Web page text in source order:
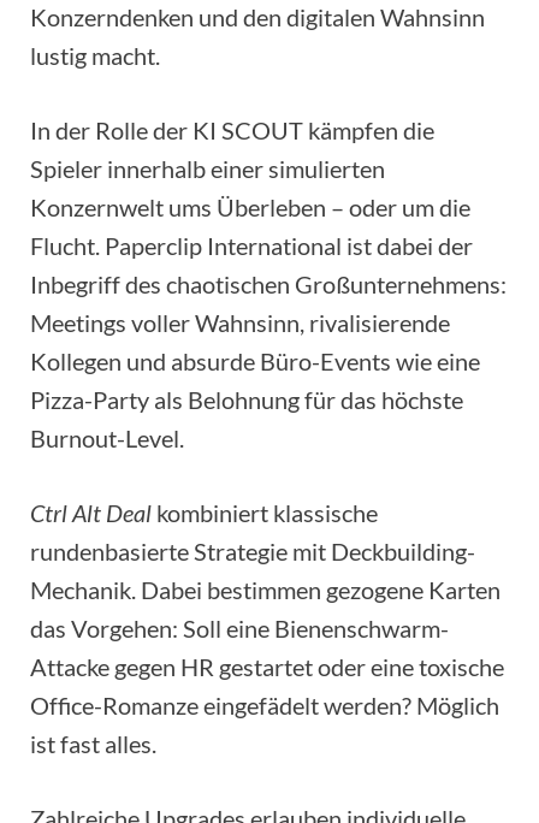
Konzerndenken und den digitalen Wahnsinn
lustig macht.
In der Rolle der KI SCOUT kämpfen die
Spieler innerhalb einer simulierten
Konzernwelt ums Überleben – oder um die
Flucht. Paperclip International ist dabei der
Inbegriff des chaotischen Großunternehmens:
Meetings voller Wahnsinn, rivalisierende
Kollegen und absurde Büro-Events wie eine
Pizza-Party als Belohnung für das höchste
Burnout-Level.
Ctrl Alt Deal kombiniert klassische
rundenbasierte Strategie mit Deckbuilding-
Mechanik. Dabei bestimmen gezogene Karten
das Vorgehen: Soll eine Bienenschwarm-
Attacke gegen HR gestartet oder eine toxische
Office-Romanze eingefädelt werden? Möglich
ist fast alles.